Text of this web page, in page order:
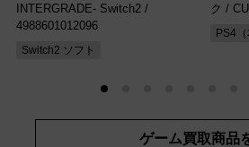
INTERGRADE- Switch2 /
4988601012096
Switch2 ソフト
ク /
PS4
ゲーム買取商品